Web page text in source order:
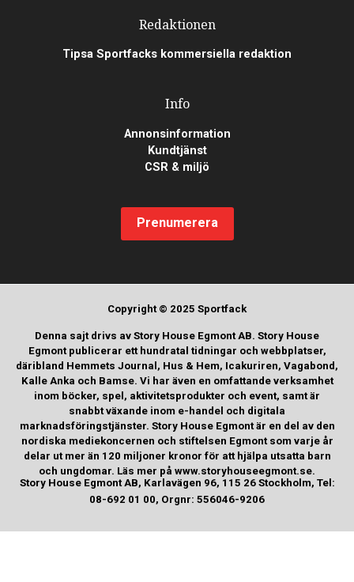
Redaktionen
Tipsa Sportfacks kommersiella redaktion
Info
Annonsinformation
Kundtjänst
CSR & miljö
Prenumerera
Copyright © 2025 Sportfack
Denna sajt drivs av Story House Egmont AB. Story House
Egmont publicerar ett hundratal tidningar och webbplatser,
däribland Hemmets Journal, Hus & Hem, Icakuriren, Vagabond,
Kalle Anka och Bamse. Vi har även en omfattande verksamhet
inom böcker, spel, aktivitetsprodukter och event, samt är
snabbt växande inom e-handel och digitala
marknadsföringstjänster. Story House Egmont är en del av den
nordiska mediekoncernen och stiftelsen Egmont som varje år
delar ut mer än 120 miljoner kronor för att hjälpa utsatta barn
och ungdomar. Läs mer på www.storyhouseegmont.se.
Story House Egmont AB, Karlavägen 96, 115 26 Stockholm, Tel:
08-692 01 00, Orgnr: 556046-9206